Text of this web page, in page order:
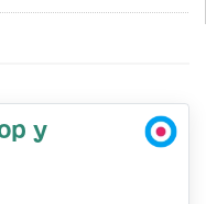
у